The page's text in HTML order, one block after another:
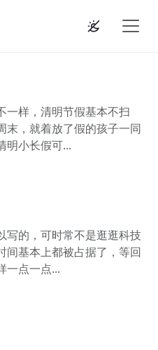
一样，清明节假基本不扫
末，就着放了假的孩子一同
明小长假可...
写的，可时常不是逛逛科技
间基本上都被占据了，等回
一点一点...